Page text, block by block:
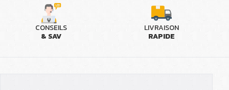
CONSEILS
& SAV
LIVRAISON
RAPIDE